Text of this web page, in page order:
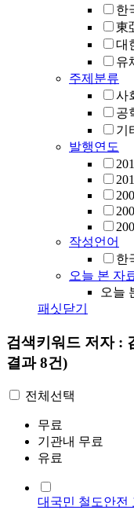
한
東
대
유
주제분류
사
공
기
발행연도
작성언어
한
오늘 본 자
오늘
패싯닫기
검색키워드 저자 :
결과 8건)
전체선택
무료
기관내 무료
유료
대국민 철도안전